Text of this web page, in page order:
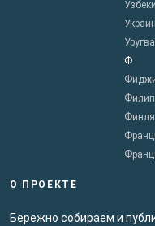
Ф
О ПРОЕКТЕ
Бережно собираем и